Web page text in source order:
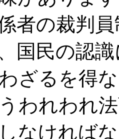
者の裁判
国民の認
ざるを得
われわれ
なければ